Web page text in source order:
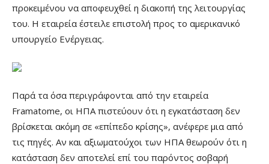
προκειμένου να αποφευχθεί η διακοπή της λειτουργίας
του. Η εταιρεία έστειλε επιστολή προς το αμερικανικό
υπουργείο Ενέργειας.
Παρά τα όσα περιγράφονται από την εταιρεία
Framatome, οι ΗΠΑ πιστεύουν ότι η εγκατάσταση δεν
βρίσκεται ακόμη σε «επίπεδο κρίσης», ανέφερε μια από
τις πηγές. Αν και αξιωματούχοι των ΗΠΑ θεωρούν ότι η
κατάσταση δεν αποτελεί επί του παρόντος σοβαρή